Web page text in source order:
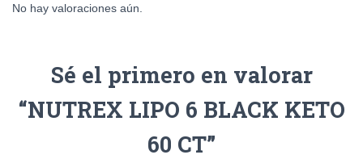
No hay valoraciones aún.
Sé el primero en valorar
“NUTREX LIPO 6 BLACK KETO
60 CT”